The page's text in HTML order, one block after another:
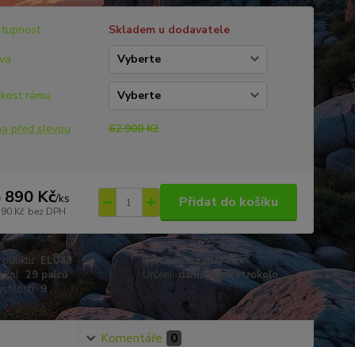
Skladem u dodavatele
rámu
před slevou 62 900 Kč
890 Kč/ks
Kč bez DPH
Přidat do košíku
EL043 Výrobce: Leader Fox
kol: 29 palců Určení: dámské elektrokolo
9
Komentáře 0